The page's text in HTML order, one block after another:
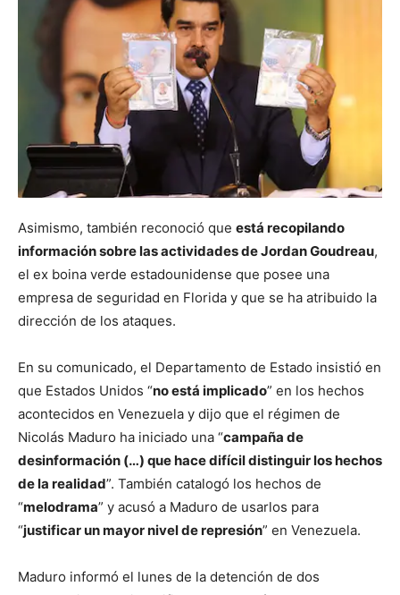
Asimismo, también reconoció que está recopilando
información sobre las actividades de Jordan Goudreau,
el ex boina verde estadounidense que posee una
empresa de seguridad en Florida y que se ha atribuido la
dirección de los ataques.
En su comunicado, el Departamento de Estado insistió en
que Estados Unidos “no está implicado” en los hechos
acontecidos en Venezuela y dijo que el régimen de
Nicolás Maduro ha iniciado una “campaña de
desinformación (…) que hace difícil distinguir los hechos
de la realidad”. También catalogó los hechos de
“melodrama” y acusó a Maduro de usarlos para
“justificar un mayor nivel de represión” en Venezuela.
Maduro informó el lunes de la detención de dos